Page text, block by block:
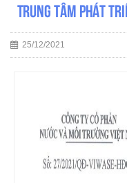
Trung tâm phát
25/12/2021